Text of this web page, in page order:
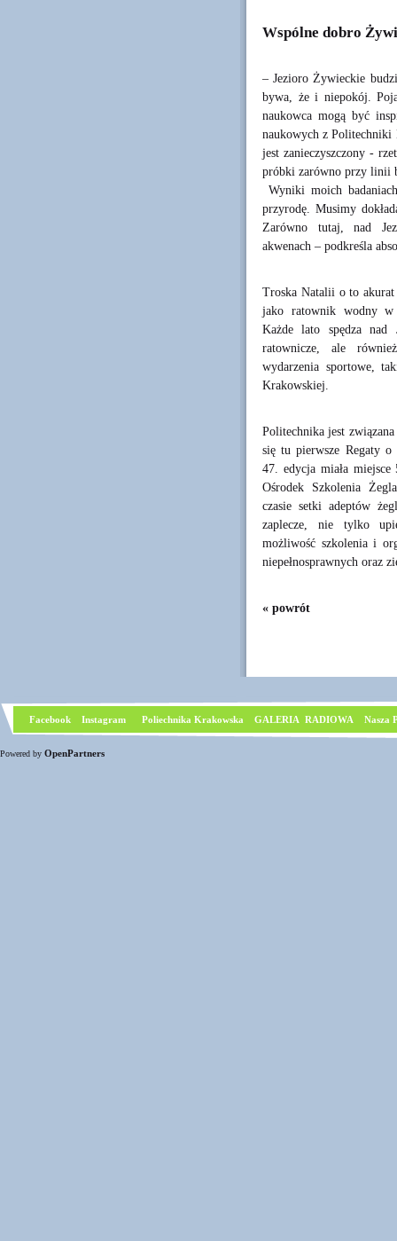
Wspólne dobro
– Jezioro Żywieckie
bywa, że i niepokój.
naukowca mogą być
naukowych z
jest zanieczyszczony -
próbki zarówno przy linii
Wyniki moich
przyrodę. Musimy
Zarówno tutaj, nad
akwenach – podkreśla
Troska Natalii o to
jako ratownik wodny w
Każde lato spędza
ratownicze, ale
wydarzenia sportowe,
Krakowskiej.
Politechnika jest
się tu pierwsze Regaty o
47. edycja miała
Ośrodek Szkolenia
czasie setki adeptów
zaplecze, nie tylko
możliwość szkolenia i
niepełnosprawnych oraz
« powrót
Facebook Instagram Poliechnika Krakowska GALERIA RADIOWA Nasza
Powered by OpenPartners